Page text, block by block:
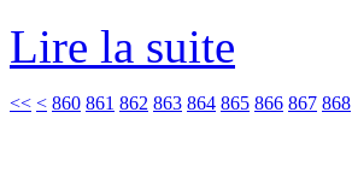
Lire la suite
<< < 860 861 862 863 864 865 866 867 868